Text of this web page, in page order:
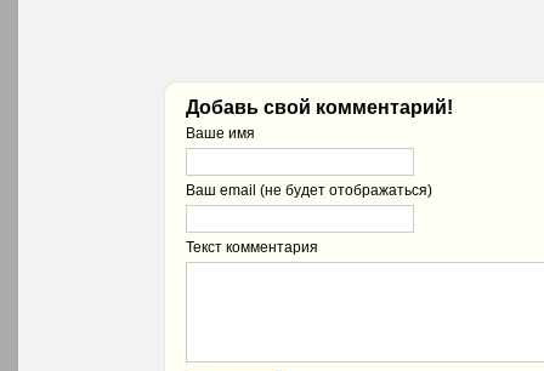
Добавь свой комментарий!
Ваше имя
Ваш email (не будет отображаться)
Текст комментария